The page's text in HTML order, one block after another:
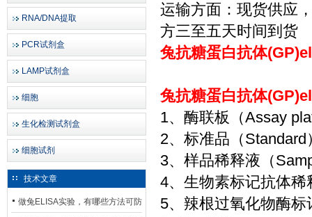
RNA/DNA提取
PCR试剂盒
LAMP试剂盒
细胞
生化检测试剂盒
细胞试剂
技术文章
做兔ELISA实验，有哪些方法可防
运输方面：现货供应
方三至五天时间到货
兔抗糖蛋白抗体
兔抗糖蛋白抗体
1、酶联板（Assay
2、标准品（
3、样品稀释液（
4、生物素标记抗体
5、辣根过氧化物酶